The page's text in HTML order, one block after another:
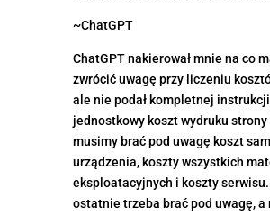
~ChatGPT
ChatGPT nakierował mnie na co
zwrócić uwagę przy liczeniu
ale nie podał kompletnej
jednostkowy koszt wydruku strony
musimy brać pod uwagę koszt
urządzenia, koszty wszystkich
eksploatacyjnych i koszty serwisu.
ostatnie trzeba brać pod uwagę, a